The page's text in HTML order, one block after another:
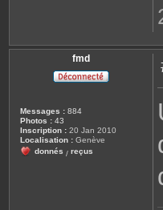
fmd
Messages : 884
Photos : 43
Inscription : 20 Jan 2010
Localisation : Genève
donnés / reçus